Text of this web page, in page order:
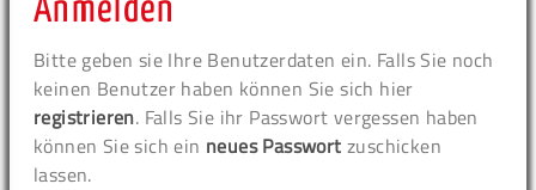
Anmelden
Bitte geben sie Ihre Benutzerdaten ein. Falls Sie noch
keinen Benutzer haben können Sie sich hier
registrieren. Falls Sie ihr Passwort vergessen haben
können Sie sich ein neues Passwort zuschicken
lassen.